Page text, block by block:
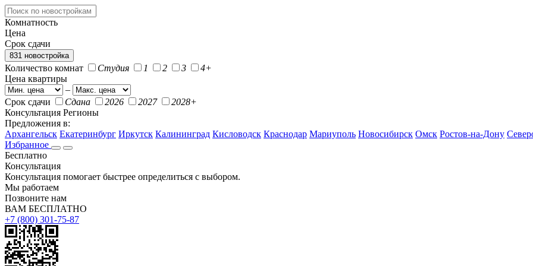
Комнатность
Цена
Срок сдачи
831 новостройка
Количество комнат Студия 1 2 3
4+
Цена квартиры
–
Срок сдачи
Сдана 2026 2027
2028+
Консультация Регионы
Предложения в:
Архангельск Екатеринбург Иркутск Калининград Кисловодск Краснодар Мариуполь Новосибирск Омск Ростов-на-Дону
Избранное
Бесплатно
Консультация
Консультация помогает быстрее определиться с выбором.
Мы работаем
Позвоните нам
ВАМ БЕСПЛАТНО
+7 (800) 301-75-87